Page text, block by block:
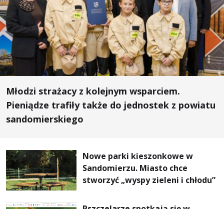
Młodzi strażacy z kolejnym wsparciem.
Pieniądze trafiły także do jednostek z powiatu
sandomierskiego
Nowe parki kieszonkowe w
Sandomierzu. Miasto chce
stworzyć „wyspy zieleni i chłodu”